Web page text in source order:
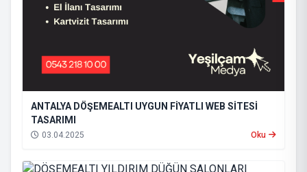
ANTALYA DÖŞEMEALTI UYGUN FİYATLI WEB SİTESİ
TASARIMI
03.04.2025 Oku